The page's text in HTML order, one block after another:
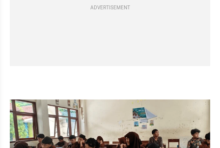
ADVERTISEMENT